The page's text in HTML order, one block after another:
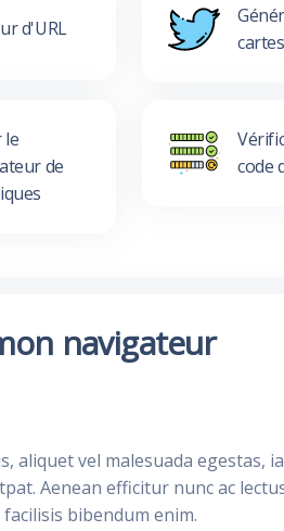
d'URL
le
de
code
navigateur
aliquet vel malesuada egestas,
Aenean efficitur nunc ac
bibendum enim.